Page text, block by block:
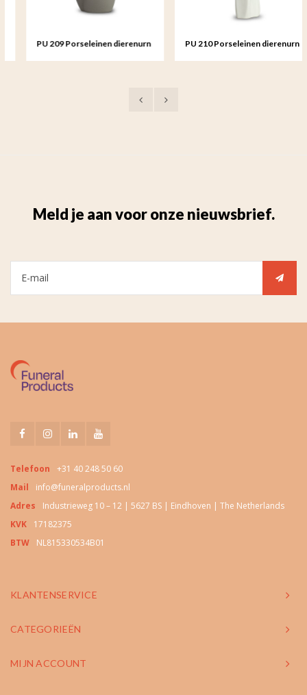
PU 209 Porseleinen dierenurn PU 210 Porseleinen dierenurn
Meld je aan voor onze nieuwsbrief.
Telefoon
+31 40 248 50 60
Mail
info@funeralproducts.nl
Adres
Industrieweg 10 – 12 | 5627 BS | Eindhoven | The Netherlands
KVK
17182375
BTW
NL815330534B01
KLANTENSERVICE
CATEGORIEËN
MIJN ACCOUNT